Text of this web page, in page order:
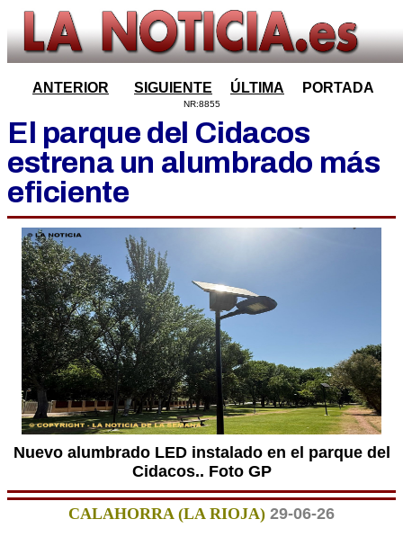
ANTERIOR SIGUIENTE ÚLTIMA PORTADA
NR:8855
El parque del Cidacos
estrena un alumbrado más
eficiente
Nuevo alumbrado LED instalado en el parque del
Cidacos.. Foto GP
CALAHORRA (LA RIOJA) 29-06-26